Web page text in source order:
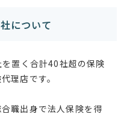
について
置く合計40社超の保険
理店です。
職出身で法人保険を得